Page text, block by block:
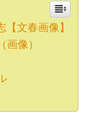
文春画像】
像）